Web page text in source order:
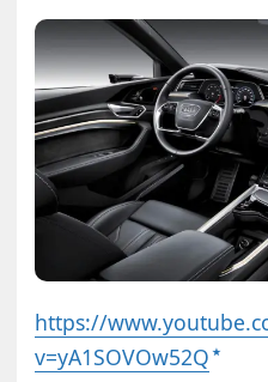
https://
v=yA1SOVOw52Q